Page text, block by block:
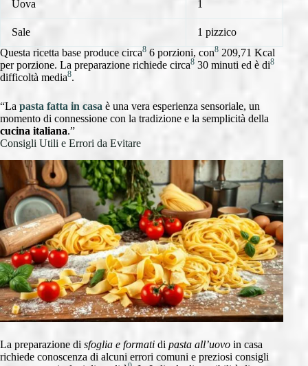
Uova 1
Sale
1 pizzico
Questa ricetta base produce circa8 6 porzioni, con8 209,71 Kcal
per porzione. La preparazione richiede circa8 30 minuti ed è di8
difficoltà media8.
“La pasta fatta in casa è una vera esperienza sensoriale, un
momento di connessione con la tradizione e la semplicità della
cucina italiana.”
Consigli Utili e Errori da Evitare
La preparazione di sfoglia e formati di pasta all’uovo in casa
richiede conoscenza di alcuni errori comuni e preziosi consigli